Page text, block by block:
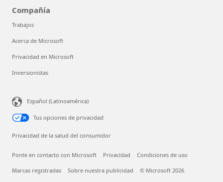
Compañía
Trabajos
Acerca de Microsoft
Privacidad en Microsoft
Inversionistas
Español (Latinoamérica)
Tus opciones de privacidad
Privacidad de la salud del consumidor
Ponte en contacto con Microsoft Privacidad Condiciones de uso
Marcas registradas Sobre nuestra publicidad © Microsoft 2026